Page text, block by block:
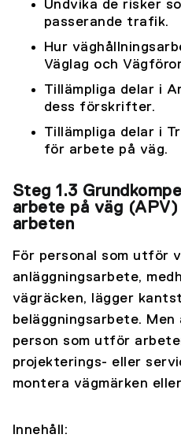
Undvika de risker
passerande trafik.
Hur
Väglag och
Tillämpliga delar i
dess förskrifter.
Tillämpliga delar i
för arbete på väg.
Steg 1.3
arbete på väg (APV)
arbeten
För personal som utför
anläggningsarbete,
vägräcken, lägger
beläggningsarbete. Men
person som utför
projekterings- eller
montera vägmärken
Innehåll: